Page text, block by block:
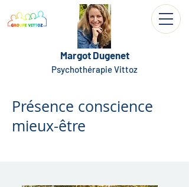
Margot Dugenet
Psychothérapie Vittoz
Présence conscience
mieux-être